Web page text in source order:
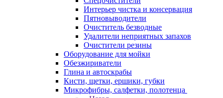
Интерьер чистка и консервация
Пятновыводители
Очиститель безводные
Удалители неприятных запахов
Очистители резины
Оборудование для мойки
Обезжириватели
Глина и автоскрабы
Кисти, щетки, ершики, губки
Микрофибры, салфетки, полотенца